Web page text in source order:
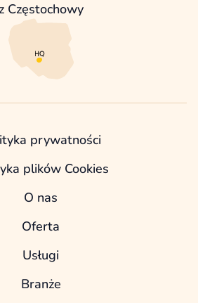
z Częstochowy
prywatności
plików Cookies
O nas
Oferta
Usługi
Branże